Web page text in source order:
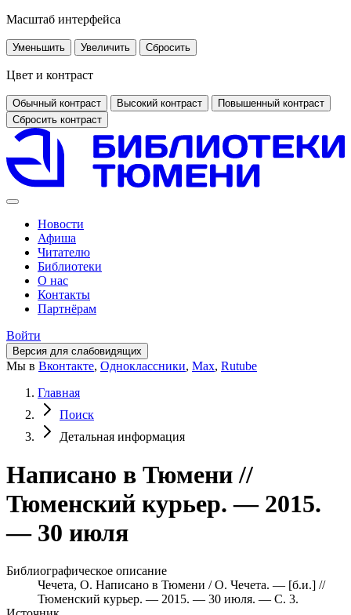
Масштаб интерфейса
Уменьшить Увеличить Сбросить
Цвет и контраст
Обычный контраст Высокий контраст
Повышенный контраст
Сбросить контраст
Новости
Афиша
Читателю
Библиотеки
О нас
Контакты
Партнёрам
Войти
Версия для слабовидящих
Мы в Вконтакте, Одноклассники, Max, Rutube
Главная
Поиск
Детальная информация
Написано в Тюмени //
Тюменский курьер. — 2015.
— 30 июля
Библиографическое описание
Чечета, О. Написано в Тюмени / О. Чечета. — [б.и.] //
Тюменский курьер. — 2015. — 30 июля. — С. 3.